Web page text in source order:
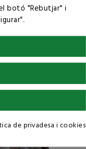
botó "Rebutjar" i
de privadesa i cookies